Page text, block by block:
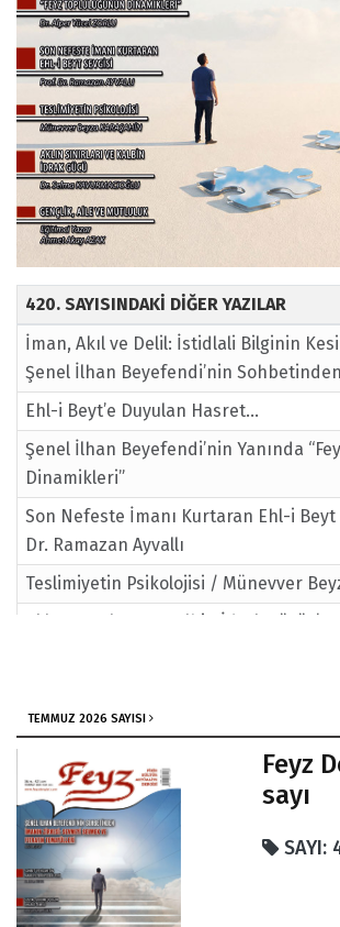
420. SAYISINDAKİ DİĞER YAZILAR
İman, Akıl ve Delil: İstidlali Bilginin
Şenel İlhan Beyefendi’nin Sohbetinden
Ehl-i Beyt’e Duyulan Hasret…
Şenel İlhan Beyefendi’nin Yanında
Dinamikleri”
Son Nefeste İmanı Kurtaran Ehl-i
Dr. Ramazan Ayvallı
Teslimiyetin Psikolojisi / Münevver
Aklın Sınırları ve Kalbin İdrak Gücü /
Azak
TEMMUZ 2026 SAYISI
Feyz
sayı
SAYI: